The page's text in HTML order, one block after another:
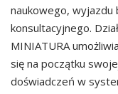
naukowego, wyjazdu
konsultacyjnego.
MINIATURA
się na początku
doświadczeń w